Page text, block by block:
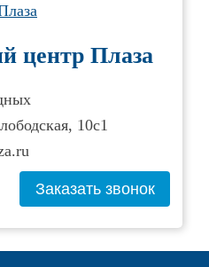
центр Плаза
10с1
Заказать звонок